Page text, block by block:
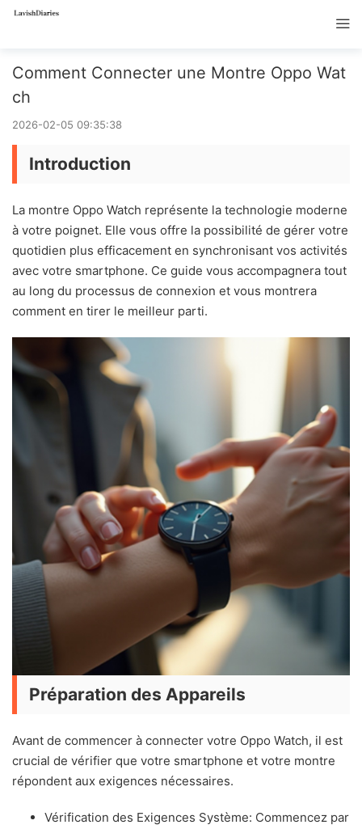
Comment Connecter une Montre Oppo Wat
ch
2026-02-05 09:35:38
Introduction
La montre Oppo Watch représente la technologie moderne
à votre poignet. Elle vous offre la possibilité de gérer votre
quotidien plus efficacement en synchronisant vos activités
avec votre smartphone. Ce guide vous accompagnera tout
au long du processus de connexion et vous montrera
comment en tirer le meilleur parti.
Préparation des Appareils
Avant de commencer à connecter votre Oppo Watch, il est
crucial de vérifier que votre smartphone et votre montre
répondent aux exigences nécessaires.
Vérification des Exigences Système: Commencez par